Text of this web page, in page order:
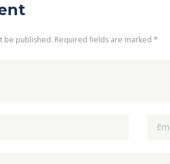
be published. Required fields are marked *